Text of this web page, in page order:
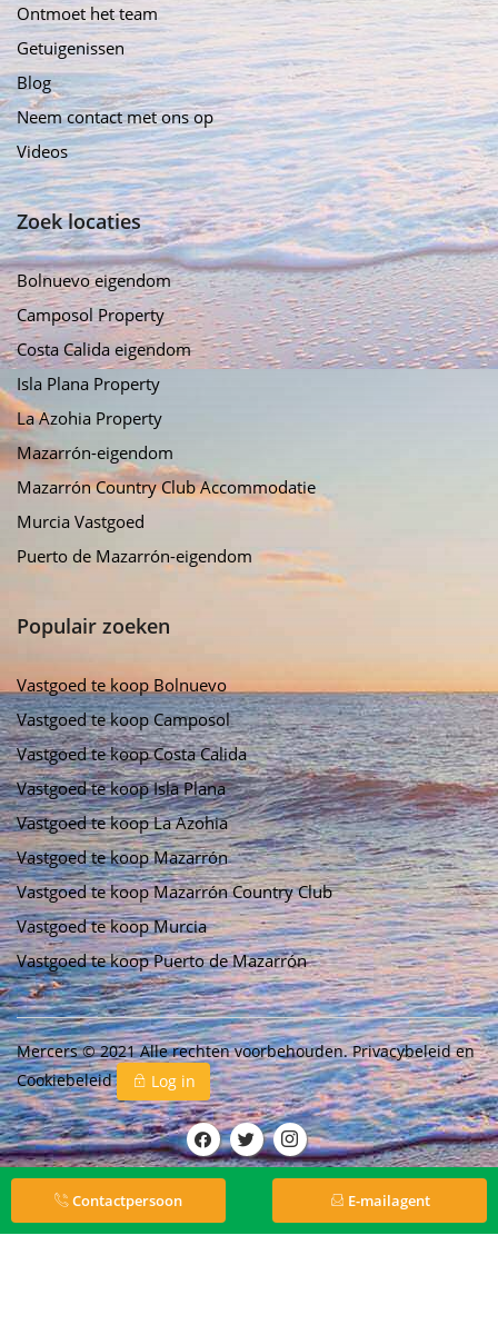
Ontmoet het team
Getuigenissen
Blog
Neem contact met ons op
Videos
Zoek locaties
Bolnuevo eigendom
Camposol Property
Costa Calida eigendom
Isla Plana Property
La Azohia Property
Mazarrón-eigendom
Mazarrón Country Club Accommodatie
Murcia Vastgoed
Puerto de Mazarrón-eigendom
Populair zoeken
Vastgoed te koop Bolnuevo
Vastgoed te koop Camposol
Vastgoed te koop Costa Calida
Vastgoed te koop Isla Plana
Vastgoed te koop La Azohia
Vastgoed te koop Mazarrón
Vastgoed te koop Mazarrón Country Club
Vastgoed te koop Murcia
Vastgoed te koop Puerto de Mazarrón
Mercers © 2021 Alle rechten voorbehouden.Privacybeleiden
Cookiebeleid
Log in
Contactpersoon E-mailagent